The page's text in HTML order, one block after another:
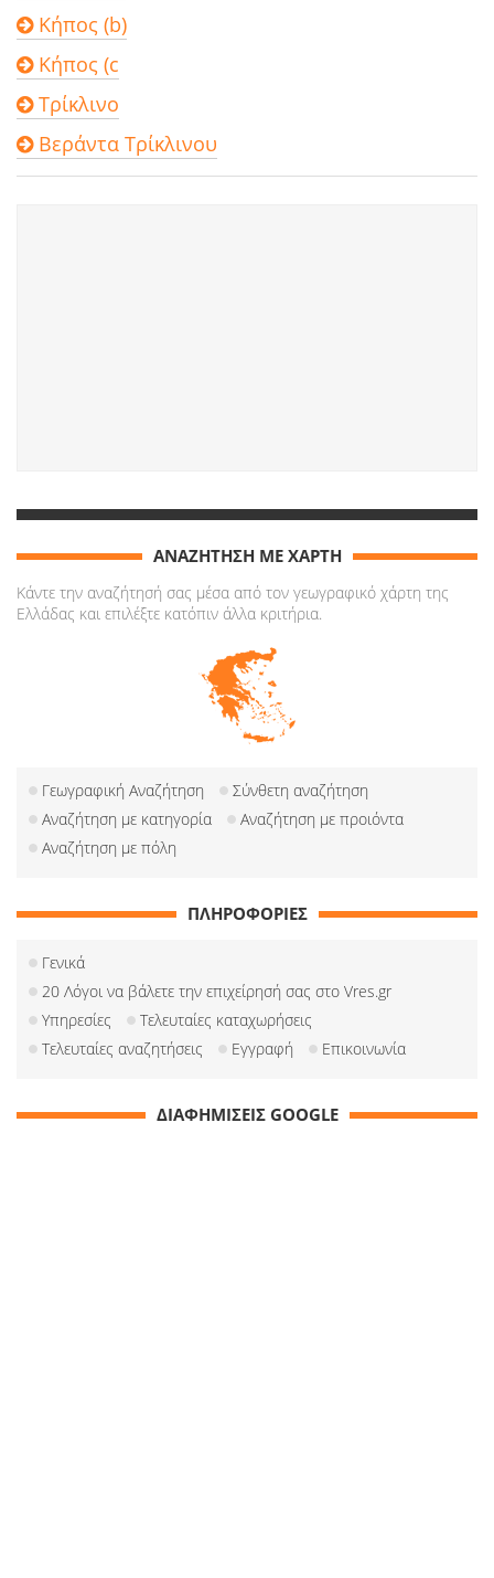
Κήπος (b)
Κήπος (c
Τρίκλινο
Βεράντα Τρίκλινου
ΑΝΑΖΗΤΗΣΗ ΜΕ ΧΑΡΤΗ
Κάντε την αναζήτησή σας μέσα από τον γεωγραφικό χάρτη της
Ελλάδας και επιλέξτε κατόπιν άλλα κριτήρια.
Γεωγραφική Αναζήτηση
Σύνθετη αναζήτηση
Αναζήτηση με κατηγορία
Αναζήτηση με προιόντα
Αναζήτηση με πόλη
ΠΛΗΡΟΦΟΡΙΕΣ
Γενικά
20 Λόγοι να βάλετε την επιχείρησή σας στο Vres.gr
Υπηρεσίες
Τελευταίες καταχωρήσεις
Τελευταίες αναζητήσεις
Εγγραφή Επικοινωνία
ΔΙΑΦΗΜΙΣΕΙΣ GOOGLE